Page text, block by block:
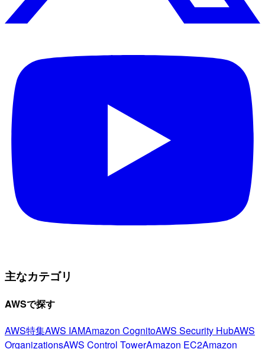
主なカテゴリ
AWSで探す
AWS特集AWS IAMAmazon CognitoAWS Security HubAWS
OrganizationsAWS Control TowerAmazon EC2Amazon